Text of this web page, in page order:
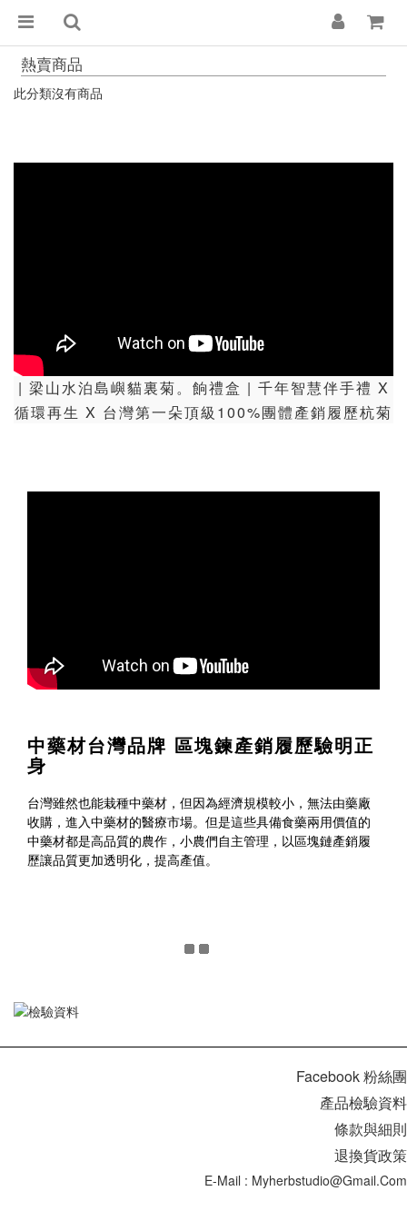
熱賣商品
此分類沒有商品
| 梁山水泊島嶼貓裏菊。餉禮盒 | 千年智慧伴手禮 X
循環再生 X 台灣第一朵頂級100%團體產銷履歷杭菊
中藥材台灣品牌 區塊鍊產銷履歷驗明正
身
台灣雖然也能栽種中藥材，但因為經濟規模較小，無法由藥廠
收購，進入中藥材的醫療市場。但是這些具備食藥兩用價值的
中藥材都是高品質的農作，小農們自主管理，以區塊鏈產銷履
歷讓品質更加透明化，提高產值。
Facebook 粉絲團
產品檢驗資料
條款與細則
退換貨政策
E-Mail : Myherbstudio@gmail.com